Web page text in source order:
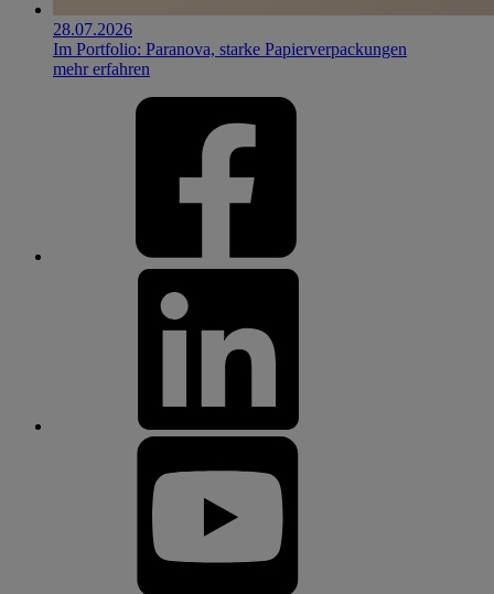
28.07.2026
Im Portfolio: Paranova, starke Papierverpackungen
mehr erfahren